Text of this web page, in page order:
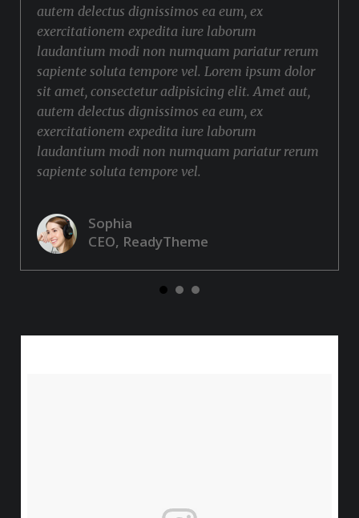
autem delectus dignissimos ea eum, ex
exercitationem expedita iure laborum
laudantium modi non numquam pariatur rerum
sapiente soluta tempore vel. Lorem ipsum dolor
sit amet, consectetur adipisicing elit. Amet aut,
autem delectus dignissimos ea eum, ex
exercitationem expedita iure laborum
laudantium modi non numquam pariatur rerum
sapiente soluta tempore vel.
Sophia
CEO, ReadyTheme